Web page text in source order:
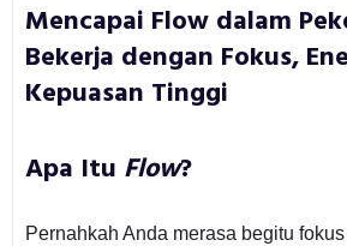
Mencapai Flow dalam
Bekerja dengan Fokus,
Kepuasan Tinggi
Apa Itu Flow?
Pernahkah Anda merasa begitu